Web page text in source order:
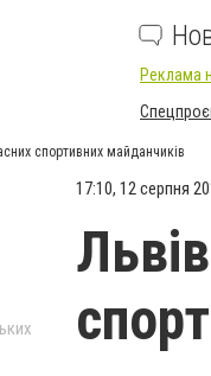
Реклама
спортивних майданчиків
17:10, 12 серпня